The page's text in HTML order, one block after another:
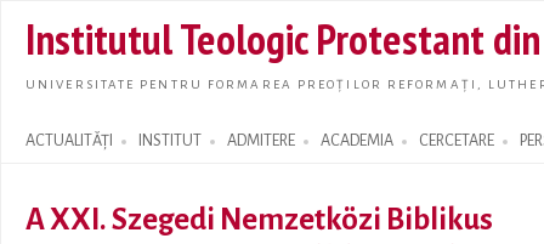
main
Institutul Teologic Protestant
UNIVERSITATE PENTRU FORMAREA PREOȚILOR REFORMAȚI,
ACTUALITĂȚI INSTITUT ADMITERE ACADEMIA CERCETARE
Search form
A XXI. Szegedi Nemzetközi Biblikus